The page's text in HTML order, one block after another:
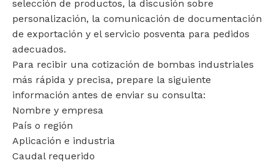
selección de productos, la discusión sobre
personalización, la comunicación de documentación
de exportación y el servicio posventa para pedidos
adecuados.
Para recibir una cotización de bombas industriales
más rápida y precisa, prepare la siguiente
información antes de enviar su consulta:
Nombre y empresa
País o región
Aplicación e industria
Caudal requerido